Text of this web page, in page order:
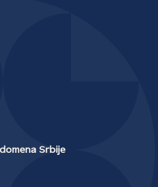
Srbije